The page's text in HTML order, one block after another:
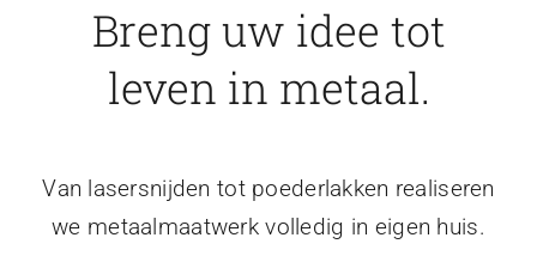
Breng uw idee tot
leven in metaal.
Van lasersnijden tot poederlakken realiseren
we metaalmaatwerk volledig in eigen huis.